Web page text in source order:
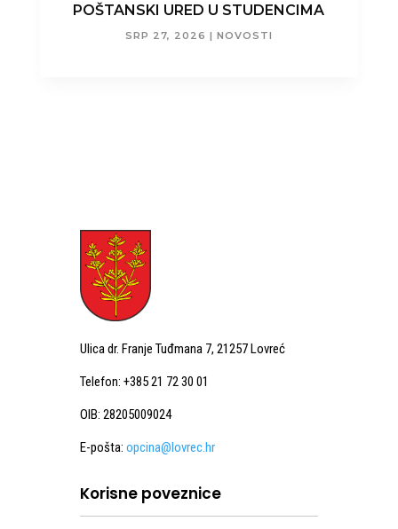
POŠTANSKI URED U STUDENCIMA
SRP 27, 2026 | NOVOSTI
Ulica dr. Franje Tuđmana 7, 21257 Lovreć
Telefon: +385 21 72 30 01
OIB: 28205009024
E-pošta: opcina@lovrec.hr
Korisne poveznice